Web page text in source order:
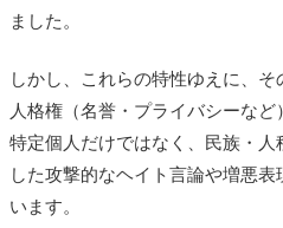
ました。
しかし、これらの特性ゆえに、
人格権（名誉・プライバシーな
特定個人だけではなく、民族・人
した攻撃的なヘイト言論や増悪
います。